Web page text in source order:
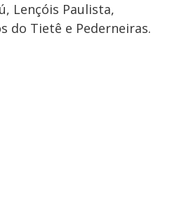
Lençóis Paulista,
do Tietê e Pederneiras.